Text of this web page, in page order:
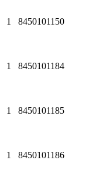
1 8450101150
1 8450101184
1 8450101185
1 8450101186